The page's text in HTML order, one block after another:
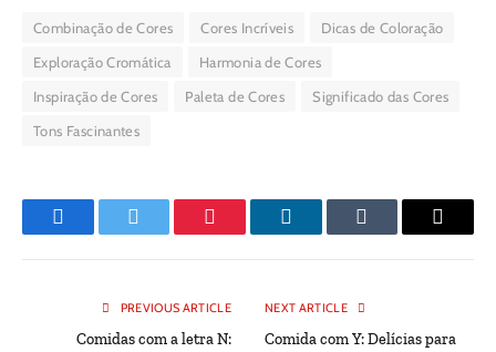
Combinação de Cores Cores Incríveis
Dicas de Coloração
Exploração Cromática
Harmonia de Cores
Inspiração de Cores
Paleta de Cores
Significado das Cores
Tons Fascinantes
FacebookTwitter Pinterest LinkedInTumblr Email
PREVIOUS ARTICLE
Comidas com a letra N:
NEXT ARTICLE
Comida com Y: Delícias para